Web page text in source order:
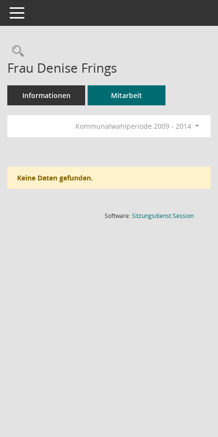
Toggle navigation
Rechercheauswahl
Frau Denise Frings
Informationen Mitarbeit
Kommunalwahlperiode 2009 - 2014
Keine Daten gefunden.
Software:SitzungsdienstSession(Wird in